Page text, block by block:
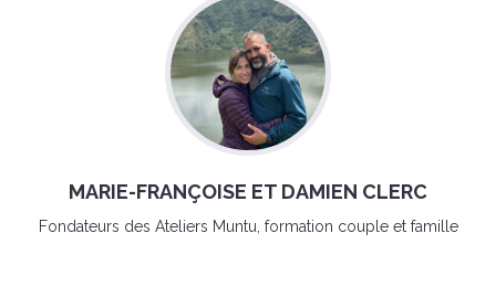
MARIE-FRANÇOISE ET DAMIEN CLERC
Fondateurs des Ateliers Muntu, formation couple et famille